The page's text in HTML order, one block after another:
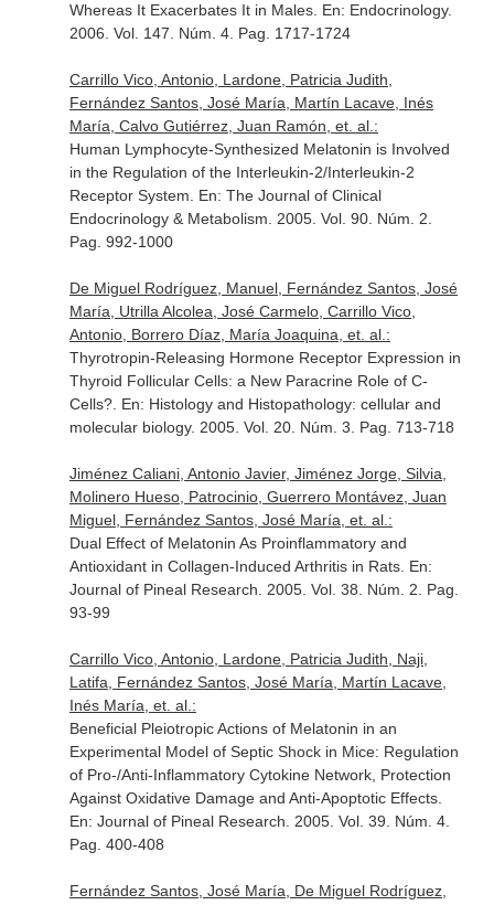
Whereas It Exacerbates It in Males. En: Endocrinology.
2006. Vol. 147. Núm. 4. Pag. 1717-1724
Carrillo Vico, Antonio, Lardone, Patricia Judith,
Fernández Santos, José María, Martín Lacave, Inés
María, Calvo Gutiérrez, Juan Ramón, et. al.:
Human Lymphocyte-Synthesized Melatonin is Involved
in the Regulation of the Interleukin-2/Interleukin-2
Receptor System. En: The Journal of Clinical
Endocrinology & Metabolism . 2005. Vol. 90. Núm. 2.
Pag. 992-1000
De Miguel Rodríguez, Manuel, Fernández Santos, José
María, Utrilla Alcolea, José Carmelo, Carrillo Vico,
Antonio, Borrero Díaz, María Joaquina, et. al.:
Thyrotropin-Releasing Hormone Receptor Expression in
Thyroid Follicular Cells: a New Paracrine Role of C-
Cells?. En: Histology and Histopathology: cellular and
molecular biology. 2005. Vol. 20. Núm. 3. Pag. 713-718
Jiménez Caliani, Antonio Javier, Jiménez Jorge, Silvia,
Molinero Hueso, Patrocinio, Guerrero Montávez, Juan
Miguel, Fernández Santos, José María, et. al.:
Dual Effect of Melatonin As Proinflammatory and
Antioxidant in Collagen-Induced Arthritis in Rats. En:
Journal of Pineal Research . 2005. Vol. 38. Núm. 2. Pag.
93-99
Carrillo Vico, Antonio, Lardone, Patricia Judith, Naji,
Latifa, Fernández Santos, José María, Martín Lacave,
Inés María, et. al.:
Beneficial Pleiotropic Actions of Melatonin in an
Experimental Model of Septic Shock in Mice: Regulation
of Pro-/Anti-Inflammatory Cytokine Network, Protection
Against Oxidative Damage and Anti-Apoptotic Effects.
En: Journal of Pineal Research . 2005. Vol. 39. Núm. 4.
Pag. 400-408
Fernández Santos, José María, De Miguel Rodríguez,